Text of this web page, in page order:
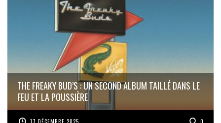
THE FREAKY BUD’S : UN SECOND ALBUM TAILLÉ DANS LE
FEU ET LA POUSSIÈRE